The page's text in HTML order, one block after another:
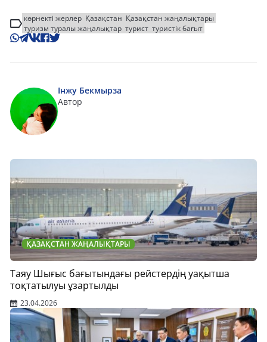
көрнекті жерлер Қазақстан Қазақстан жаңалықтары
туризм туралы жаңалықтар турист туристік бағыт
Інжу Бекмырза
Автор
ҚАЗАҚСТАН ЖАҢАЛЫҚТАРЫ
Таяу Шығыс бағытындағы рейстердің уақытша
тоқтатылуы ұзартылды
23.04.2026